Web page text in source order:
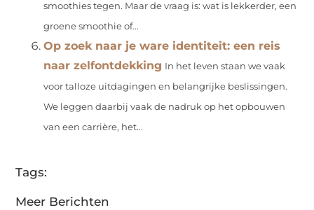
smoothies tegen. Maar de vraag is: wat is lekkerder, een
groene smoothie of...
Op zoek naar je ware identiteit: een reis
naar zelfontdekking In het leven staan we vaak
voor talloze uitdagingen en belangrijke beslissingen.
We leggen daarbij vaak de nadruk op het opbouwen
van een carrière, het...
Tags:
Meer Berichten